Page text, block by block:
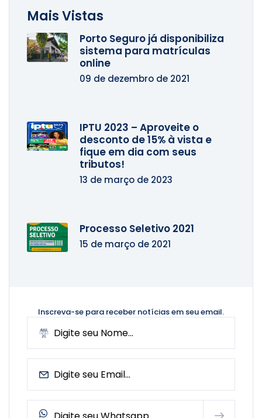
Mais Vistas
Porto Seguro já disponibiliza
sistema para matrículas
online
09 de dezembro de 2021
IPTU 2023 – Aproveite o
desconto de 15% à vista e
fique em dia com seus
tributos!
13 de março de 2023
Processo Seletivo 2021
15 de março de 2021
Inscreva-se para receber notíciasem seu email.